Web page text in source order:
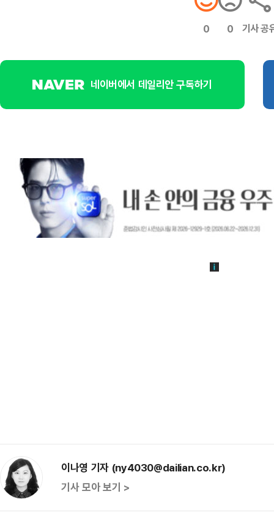
0 0 기사 공
네이버에서 데일리안 구독하기
이나영 기자 (ny4030@dailian.co.kr)
기사 모아 보기 >